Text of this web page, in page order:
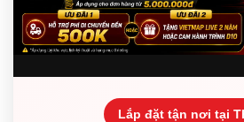
Lắp đặt tận nơi tại